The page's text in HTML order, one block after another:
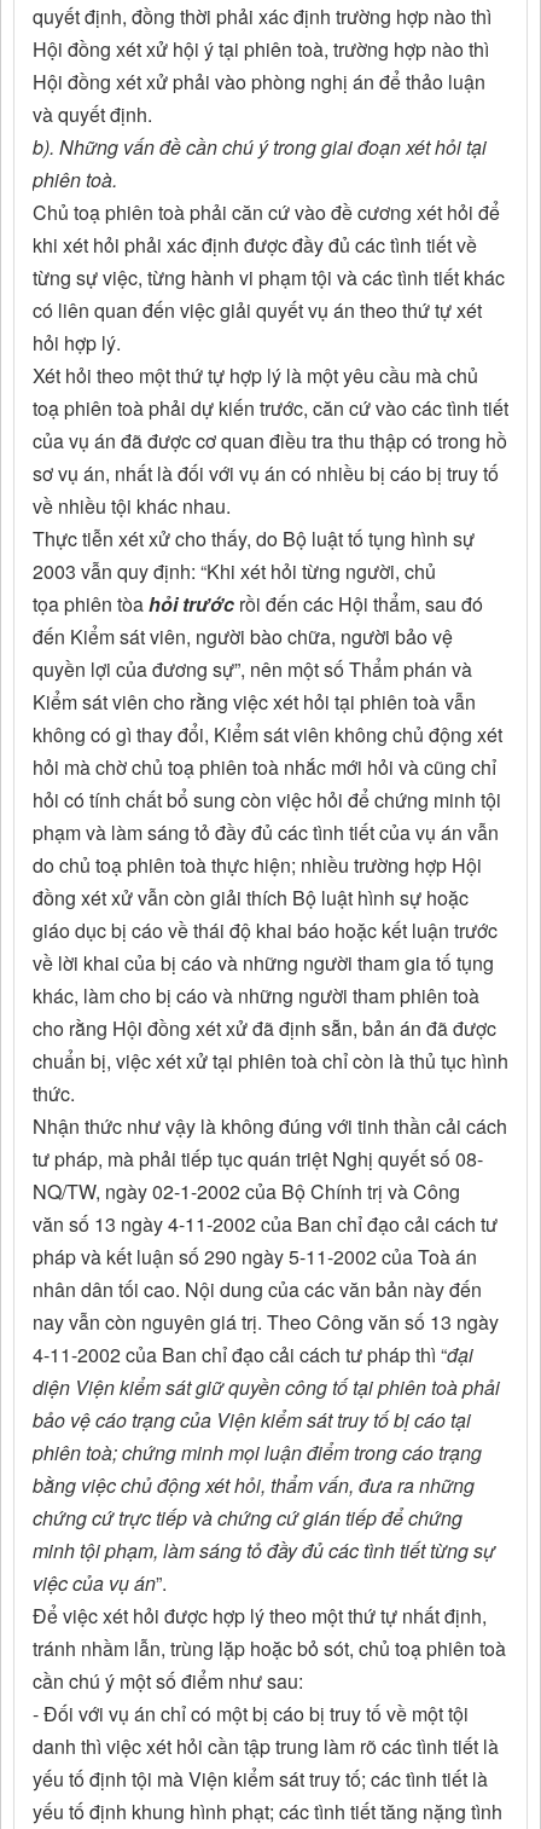
quyết định, đồng thời phải xác định trường hợp nào thì
Hội đồng xét xử hội ý tại phiên toà, trường hợp nào thì
Hội đồng xét xử phải vào phòng nghị án để thảo luận
và quyết định.
b). Những vấn đề cần chú ý trong giai đoạn xét hỏi tại
phiên toà.
Chủ toạ phiên toà phải căn cứ vào đề cương xét hỏi để
khi xét hỏi phải xác định được đầy đủ các tình tiết về
từng sự việc, từng hành vi phạm tội và các tình tiết khác
có liên quan đến việc giải quyết vụ án theo thứ tự xét
hỏi hợp lý.
Xét hỏi theo một thứ tự hợp lý là một yêu cầu mà chủ
toạ phiên toà phải dự kiến trước, căn cứ vào các tình tiết
của vụ án đã được cơ quan điều tra thu thập có trong hồ
sơ vụ án, nhất là đối với vụ án có nhiều bị cáo bị truy tố
về nhiều tội khác nhau.
Thực tiễn xét xử cho thấy, do Bộ luật tố tụng hình sự
2003 vẫn quy định: “Khi xét hỏi từng người, chủ
tọa phiên tòahỏi trước rồi đến các Hội thẩm, sau đó
đến Kiểm sát viên, người bào chữa, người bảo vệ
quyền lợi của đương sự”, nên một số Thẩm phán và
Kiểm sát viên cho rằng việc xét hỏi tại phiên toà vẫn
không có gì thay đổi, Kiểm sát viên không chủ động xét
hỏi mà chờ chủ toạ phiên toà nhắc mới hỏi và cũng chỉ
hỏi có tính chất bổ sung còn việc hỏi để chứng minh tội
phạm và làm sáng tỏ đầy đủ các tình tiết của vụ án vẫn
do chủ toạ phiên toà thực hiện; nhiều trường hợp Hội
đồng xét xử vẫn còn giải thích Bộ luật hình sự hoặc
giáo dục bị cáo về thái độ khai báo hoặc kết luận trước
về lời khai của bị cáo và những người tham gia tố tụng
khác, làm cho bị cáo và những người tham phiên toà
cho rằng Hội đồng xét xử đã định sẵn, bản án đã được
chuẩn bị, việc xét xử tại phiên toà chỉ còn là thủ tục hình
thức.
Nhận thức như vậy là không đúng với tinh thần cải cách
tư pháp, mà phải tiếp tục quán triệt Nghị quyết số 08-
NQ/TW, ngày 02-1-2002 của Bộ Chính trị và Công
văn số 13 ngày 4-11-2002 của Ban chỉ đạo cải cách tư
pháp và kết luận số 290 ngày 5-11-2002 của Toà án
nhân dân tối cao. Nội dung của các văn bản này đến
nay vẫn còn nguyên giá trị. Theo Công văn số 13 ngày
4-11-2002 của Ban chỉ đạo cải cách tư pháp thì “đại
diện Viện kiểm sát giữ quyền công tố tại phiên toà phải
bảo vệ cáo trạng của Viện kiểm sát truy tố bị cáo tại
phiên toà; chứng minh mọi luận điểm trong cáo trạng
bằng việc chủ động xét hỏi, thẩm vấn, đưa ra những
chứng cứ trực tiếp và chứng cứ gián tiếp để chứng
minh tội phạm, làm sáng tỏ đầy đủ các tình tiết từng sự
việc của vụ án”.
Để việc xét hỏi được hợp lý theo một thứ tự nhất định,
tránh nhầm lẫn, trùng lặp hoặc bỏ sót, chủ toạ phiên toà
cần chú ý một số điểm như sau:
- Đối với vụ án chỉ có một bị cáo bị truy tố về một tội
danh thì việc xét hỏi cần tập trung làm rõ các tình tiết là
yếu tố định tội mà Viện kiểm sát truy tố; các tình tiết là
yếu tố định khung hình phạt; các tình tiết tăng nặng tình